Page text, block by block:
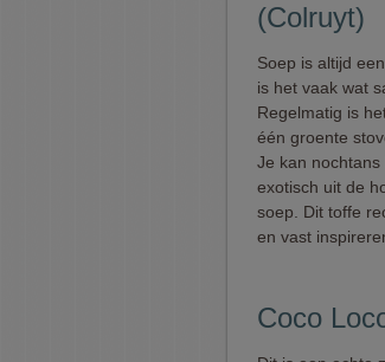
(Colruyt)
Soep is altijd
is het vaak wat
Regelmatig is
één groente
Je kan
exotisch uit de
soep. Dit toffe
en vast
Coco